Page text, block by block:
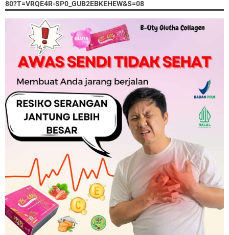
80?T=VRQE4R-SP0_GUB2EBKEHEW&S=08